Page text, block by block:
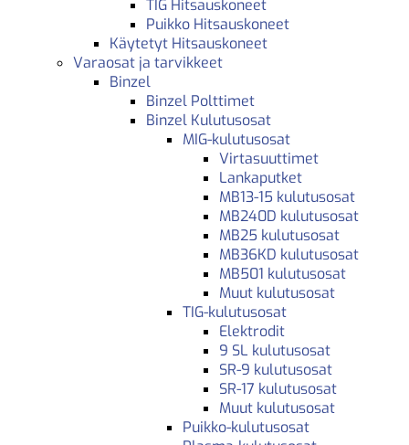
TIG Hitsauskoneet
Puikko Hitsauskoneet
Käytetyt Hitsauskoneet
Varaosat ja tarvikkeet
Binzel
Binzel Polttimet
Binzel Kulutusosat
MIG-kulutusosat
Virtasuuttimet
Lankaputket
MB13-15 kulutusosat
MB240D kulutusosat
MB25 kulutusosat
MB36KD kulutusosat
MB501 kulutusosat
Muut kulutusosat
TIG-kulutusosat
Elektrodit
9 SL kulutusosat
SR-9 kulutusosat
SR-17 kulutusosat
Muut kulutusosat
Puikko-kulutusosat